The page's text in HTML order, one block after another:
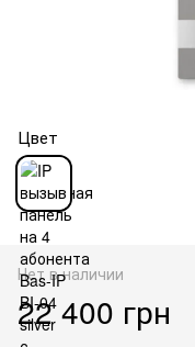
Цвет
Нет в наличии
22 400 грн